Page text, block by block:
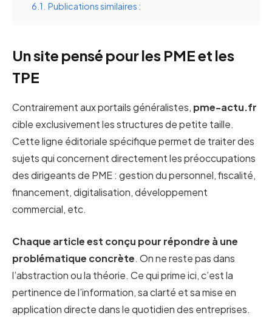
6.1. Publications similaires :
Un site pensé pour les PME et les
TPE
Contrairement aux portails généralistes, pme-actu.fr
cible exclusivement les structures de petite taille.
Cette ligne éditoriale spécifique permet de traiter des
sujets qui concernent directement les préoccupations
des dirigeants de PME : gestion du personnel, fiscalité,
financement, digitalisation, développement
commercial, etc.
Chaque article est conçu pour répondre à une
problématique concrète. On ne reste pas dans
l’abstraction ou la théorie. Ce qui prime ici, c’est la
pertinence de l’information, sa clarté et sa mise en
application directe dans le quotidien des entreprises.